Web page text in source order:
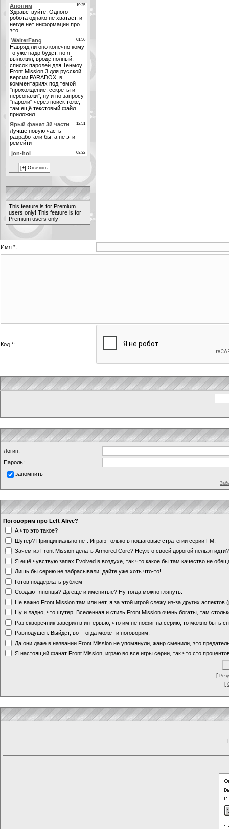
This feature is for Premium
users only! This feature is for
Premium users only!
Имя *:
Код *:
Логин:
Пароль:
запомнить
Поговорим про Left Alive?
А что это такое?
Шутер? Принципиально нет. Играю только в пошаговые стратегии серии FM.
Зачем из Front Mission делать Armored Core? Неужто своей дорогой нельзя
Я ещё чувствую запах Evolved в воздухе, так что какое бы там качество не
Лишь бы серию не забрасывали, дайте уже хоть что-то!
Готов поддержать рублем
Создают японцы? Да ещё и именитые? Ну тогда можно глянуть.
Не важно Front Mission там или нет, я за этой игрой слежу из-за других аспектов
Ну и ладно, что шутер. Вселенная и стиль Front Mission очень богаты, там
Раз скворечник заверил в интервью, что им не пофиг на серию, то можно быть
Равнодушен. Выйдет, вот тогда может и поговорим.
Да они даже в названии Front Mission не упомянули, жанр сменили, это
Я настоящий фанат Front Mission, играю во все игры серии, так что сто
[
[